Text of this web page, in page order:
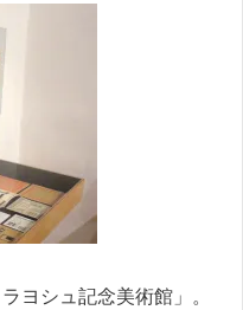
ヨシュ記念美術館」。